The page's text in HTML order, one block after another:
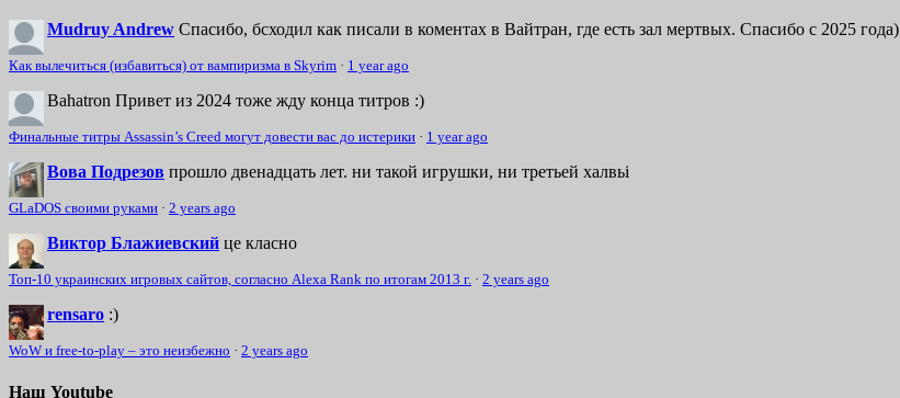
Mudruy Andrew Спасибо, бсходил как писали в коментах в Вайтран, где есть зал мертвых. Спасибо с 2025 года)
Как вылечиться (избавиться) от вампиризма в Skyrim · 1 year ago
Bahatron Привет из 2024 тоже жду конца титров :)
Финальные титры Assassin’s Creed могут довести вас до истерики · 1 year ago
Вова Подрезов прошло двенадцать лет. ни такой игрушки, ни третьей халвьі
GLaDOS своими руками · 2 years ago
Виктор Блажиевский це класно
Топ-10 украинских игровых сайтов, согласно Alexa Rank по итогам 2013 г. · 2 years ago
rensaro :)
WoW и free-to-play – это неизбежно · 2 years ago
Наш Youtube